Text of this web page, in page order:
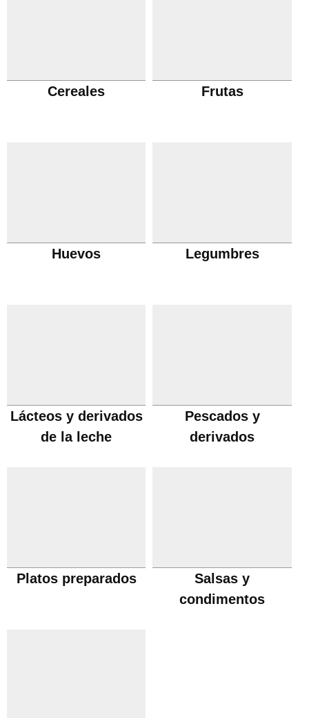
Cereales Frutas
Huevos Legumbres
Lácteos y derivados
de la leche
Pescados y
derivados
Platos preparados
Salsas y
condimentos